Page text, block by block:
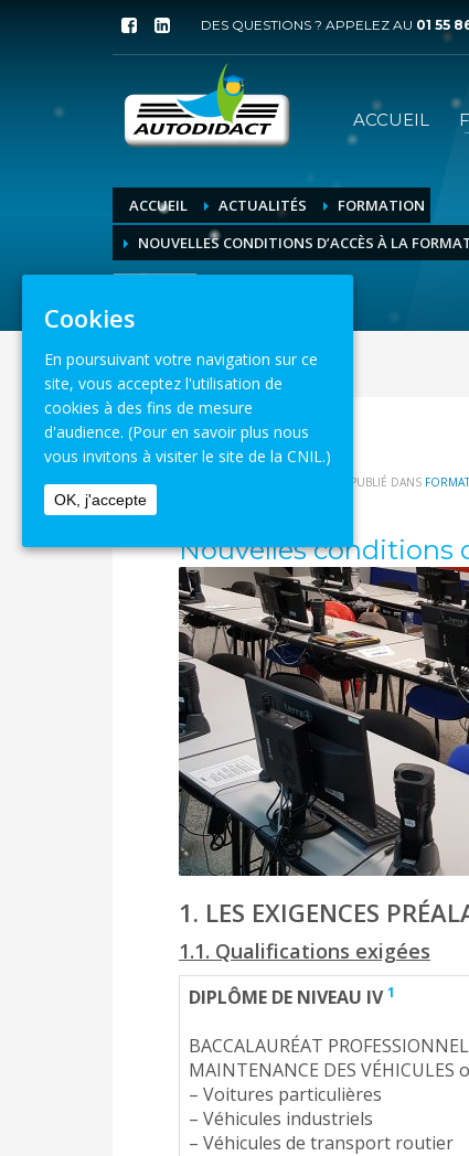
DES QUESTIONS ? APPELEZ AU 01 55
ACCUEIL
ACCUEIL ACTUALITÉS
FORMATION
NOUVELLES CONDITIONS D’ACCÈS À LA
PUBLIÉ DANS
Nouvelles conditions
1. LES EXIGENCES
1.1. Qualifications exigées
DIPLÔME DE NIVEAU IV1
BACCALAURÉAT PROFESSIONNEL
MAINTENANCE DES VÉHICULES
– Voitures particulières
– Véhicules industriels
– Véhicules de transport routier
Cookies
En poursuivant votre navigation sur ce
site, vous acceptez l'utilisation de
cookies à des fins de mesure
d'audience. (Pour en savoir plus nous
vous invitons à visiter le site de la CNIL.)
OK, j'accepte